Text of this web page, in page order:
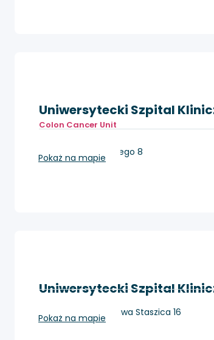
Uniwersytecki Szpital
Colon Cancer Unit
Lublin, Jaczewskiego 8
Pokaż na mapie
Uniwersytecki Szpital
Lublin, ul. Stanisława Staszica 16
Pokaż na mapie